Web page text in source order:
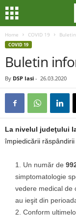
Home COVID 19
COVID 19
Buletin
By DSP Iasi - 26.03.2020
La nivelul judeţului
împiedicării
Un număr de
simptomatologie
vedere medical de
au ieşit din
Conform